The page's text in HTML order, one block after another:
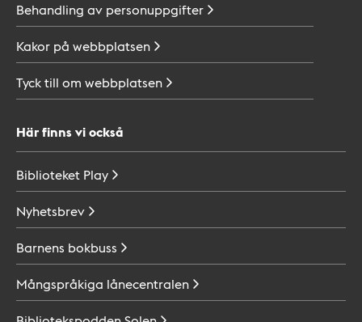
Behandling av personuppgifter
Kakor på webbplatsen
Tyck till om webbplatsen
Här finns vi också
Biblioteket Play
Nyhetsbrev
Barnens bokbuss
Mångspråkiga lånecentralen